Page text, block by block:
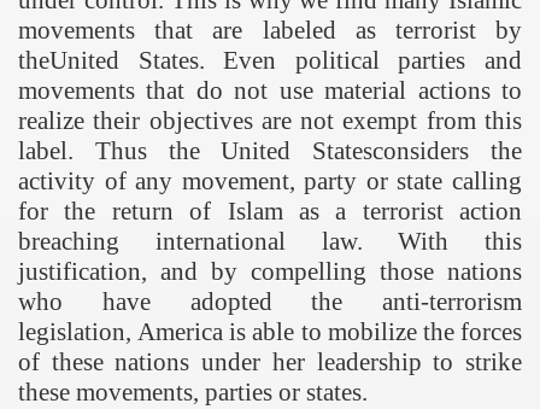
movements that are labeled as terrorist by
theUnited States. Even political parties and
movements that do not use material actions to
realize their objectives are not exempt from this
label. Thus theUnited Statesconsiders the
activity of any movement, party or state calling
for the return of Islam as a terrorist action
breaching international law. With this
justification, and by compelling those nations
who have adopted the anti-terrorism
legislation,America is able to mobilize the forces
of these nations under her leadership to strike
these movements, parties or states.